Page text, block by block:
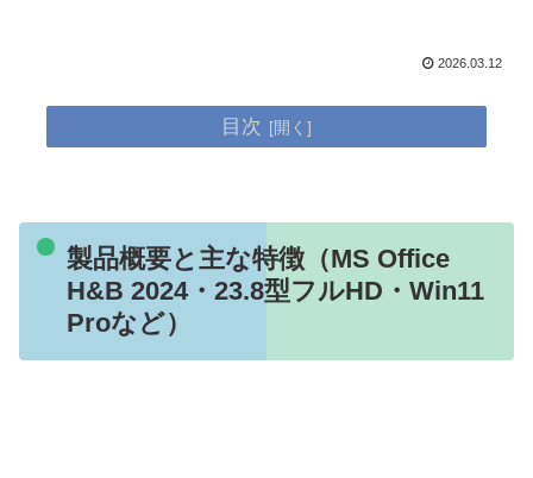
2026.03.12
目次
製品概要と主な特徴（MS Office
H&B 2024・23.8型フルHD・Win11
Proなど）